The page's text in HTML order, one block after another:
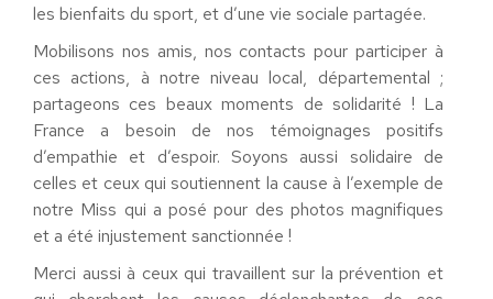
les bienfaits du sport, et d’une vie sociale partagée.
Mobilisons nos amis, nos contacts pour participer à
ces actions, à notre niveau local, départemental ;
partageons ces beaux moments de solidarité ! La
France a besoin de nos témoignages positifs
d’empathie et d’espoir. Soyons aussi solidaire de
celles et ceux qui soutiennent la cause à l’exemple de
notre Miss qui a posé pour des photos magnifiques
et a été injustement sanctionnée !
Merci aussi à ceux qui travaillent sur la prévention et